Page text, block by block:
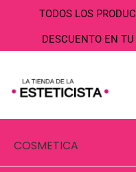
TODOS LOS
DESCUENTO EN
COSMETICA